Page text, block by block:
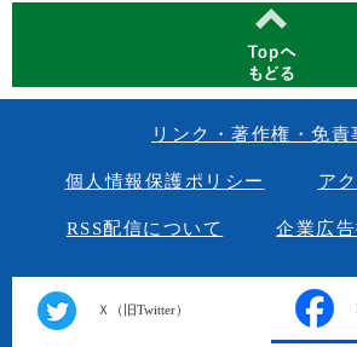
リンク・著作権・免責
個人情報保護ポリシー ア
RSS配信について 企業広
Ｘ（旧Twitter）